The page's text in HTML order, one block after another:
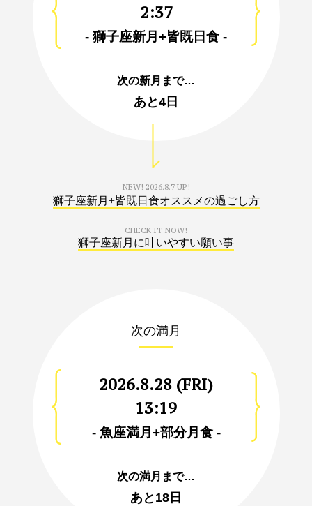
2:37
- 獅子座新月+皆既日食 -
次の新月まで…
あと4日
NEW! 2026.8.7 UP!
獅子座新月+皆既日食オススメの過ごし方
CHECK IT NOW!
獅子座新月に叶いやすい願い事
次の満月
2026.8.28 (FRI)
13:19
- 魚座満月+部分月食 -
次の満月まで…
あと 18日